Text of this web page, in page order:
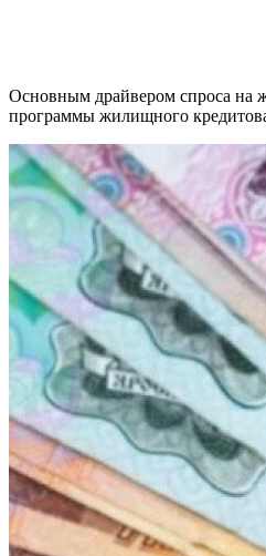
Основным драйвером спроса на
программы жилищного